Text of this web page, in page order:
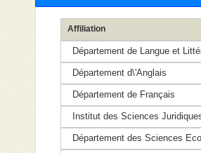
Affiliation
Département de Langue et
Département d\'Anglais
Département de Français
Institut des Sciences
Département des Sciences